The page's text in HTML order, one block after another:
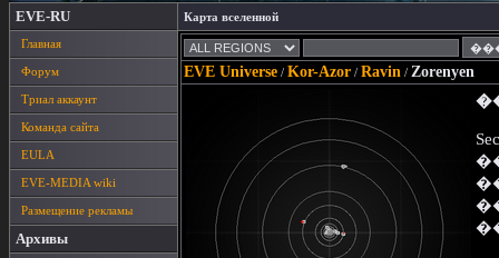
EVE-RU
Главная
Форум
Триал аккаунт
Команда сайта
EULA
EVE-MEDIA wiki
Размещение рекламы
Архивы
Карта вселенной
EVE Universe / Kor-Azor / Ravin / Zorenyen